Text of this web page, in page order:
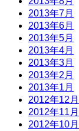
2013年7月
2013年6月
2013年5月
2013年4月
2013年3月
2013年2月
2013年1月
2012年12月
2012年11月
2012年10月